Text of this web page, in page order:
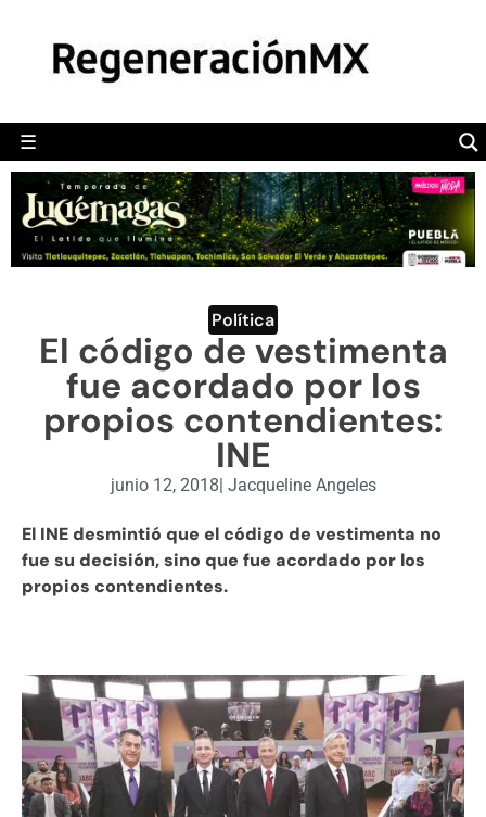
☰
POLÍTICA
CAMALEÓN
OPINIÓN
DEPORTES
ENGLISH SECTION
VIDEOS
Política
El código de vestimenta
fue acordado por los
propios contendientes:
INE
junio 12, 2018| Jacqueline Angeles
El INE desmintió que el código de vestimenta no
fue su decisión, sino que fue acordado por los
propios contendientes.